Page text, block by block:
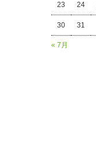
« 7月
23 24
30 31